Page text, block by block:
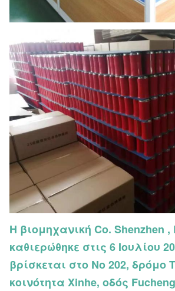
Η βιομηχανική Co. Shenzhen
καθιερώθηκε στις 6 Ιουλίου
βρίσκεται στο Νο 202, δρόμο
κοινότητα Xinhe, οδός